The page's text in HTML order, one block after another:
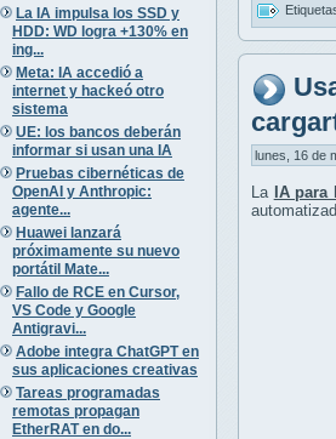
La IA impulsa los SSD y
HDD: WD logra +130% en
ing...
Meta: IA accedió a
internet y hackeó otro
sistema
UE: los bancos deberán
informar si usan una IA
Pruebas cibernéticas de
OpenAI y Anthropic:
agente...
Huawei lanzará
próximamente su nuevo
portátil Mate...
Fallo de RCE en Cursor,
VS Code y Google
Antigravi...
Adobe integra ChatGPT en
sus aplicaciones creativas
Tareas programadas
remotas propagan
EtherRAT en do...
lunes, 16 de
La IA para